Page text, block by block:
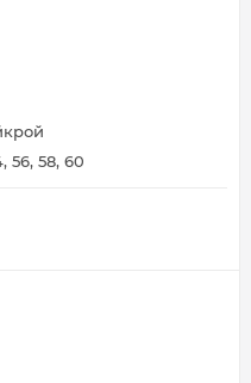
56, 58, 60